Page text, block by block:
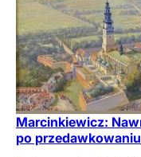
Marcinkiewicz:
po przedawkowaniu